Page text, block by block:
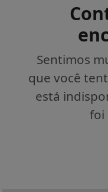
Sentimos
que você
está
foi